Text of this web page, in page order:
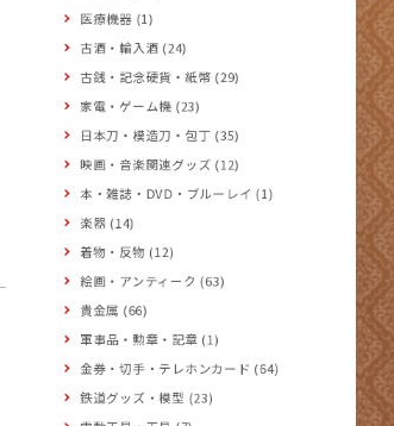
医療機器 (1)
古酒・輸入酒 (24)
古銭・記念硬貨・紙幣 (29)
家電・ゲーム機 (23)
日本刀・模造刀・包丁 (35)
映画・音楽関連グッズ (12)
本・雑誌・DVD・ブルーレイ (1)
楽器 (14)
着物・反物 (12)
絵画・アンティーク (63)
貴金属 (66)
軍事品・勲章・記章 (1)
金券・切手・テレホンカード (64)
鉄道グッズ・模型 (23)